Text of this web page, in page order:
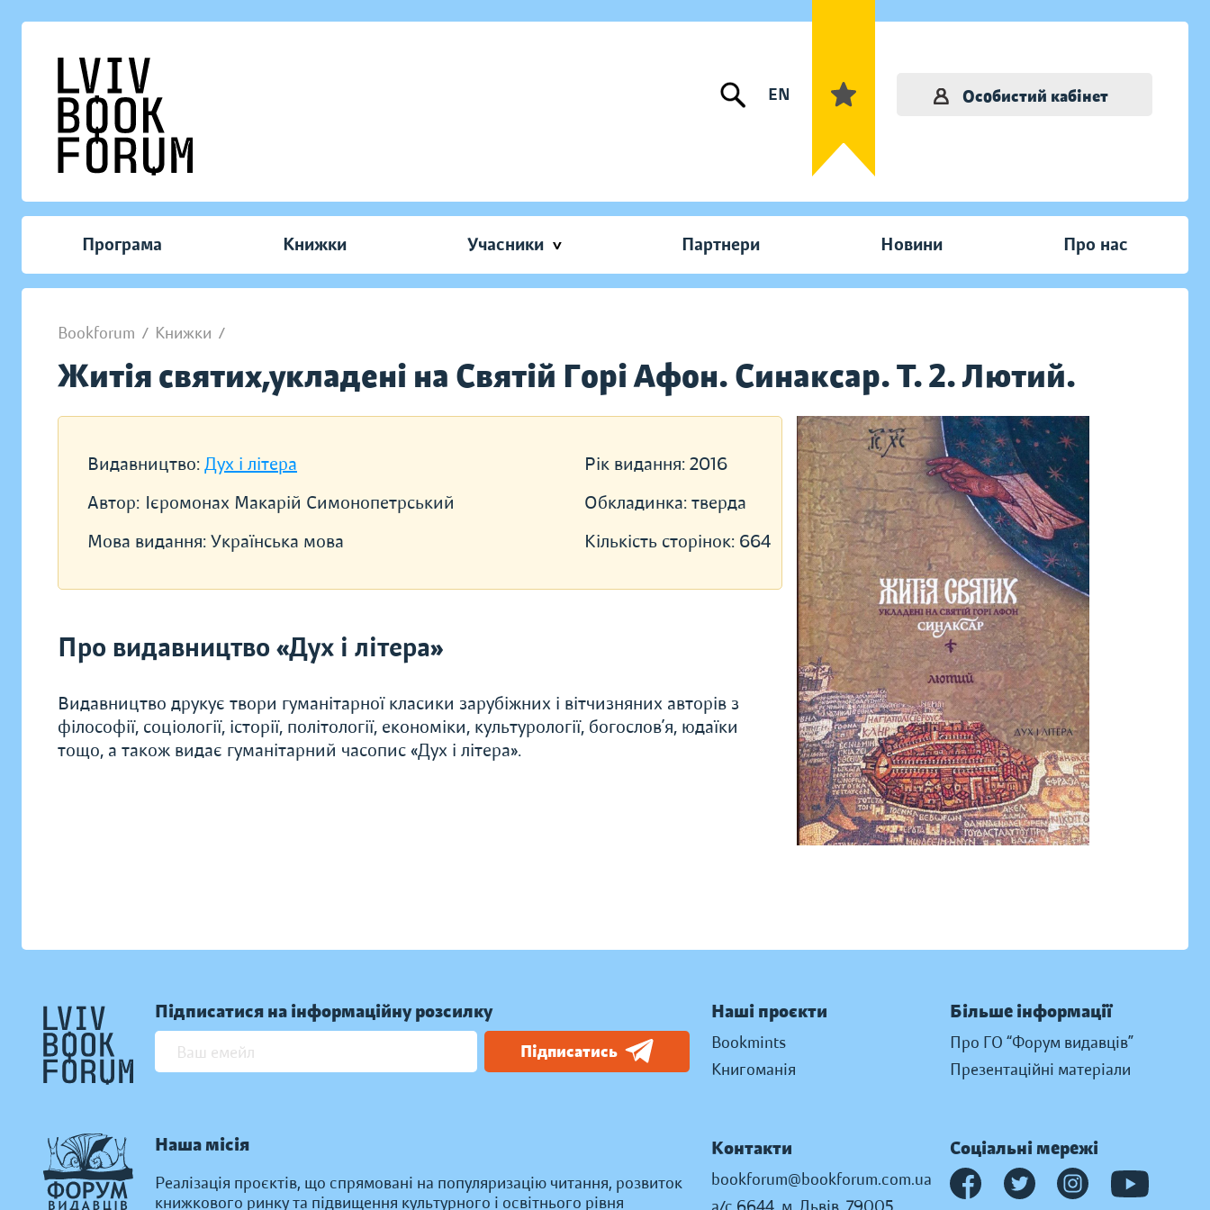
EN Особистий кабінет
Програма Книжки Учасники Партнери Новини Про нас
Bookforum / Книжки /
Житія святих,укладені на Святій Горі Афон. Синаксар. Т. 2. Лютий.
Видавництво: Дух і літера
Автор: Ієромонах Макарій Симонопетрський
Мова видання: Українська мова
Рік видання: 2016
Обкладинка: тверда
Кількість сторінок: 664
Про видавництво «Дух і літера»
Видавництво друкує твори гуманітарної класики зарубіжних і вітчизняних авторів з
філософії, соціології, історії, політології, економіки, культурології, богослов’я, юдаїки
тощо, а також видає гуманітарний часопис «Дух і літера».
Підписатися на інформаційну розсилку
Підписатись
Наша місія
Реалізація проєктів, що спрямовані на популяризацію читання, розвиток
книжкового ринку та підвищення культурного і освітнього рівня
Наші проєкти
Bookmints
Книгоманія
Більше інформації
Про ГО “Форум видавців”
Презентаційні матеріали
Контакти
bookforum@bookforum.com.ua
Соціальні мережі